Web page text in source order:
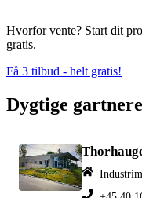
Hvorfor vente? Start dit
gratis.
Få 3 tilbud - helt gratis!
Dygtige